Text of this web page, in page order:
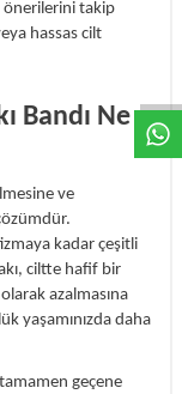
önerilerini takip
hassas cilt
Bandı Ne
ve
kadar çeşitli
ciltte hafif bir
azalmasına
yaşamınızda daha
tamamen geçene